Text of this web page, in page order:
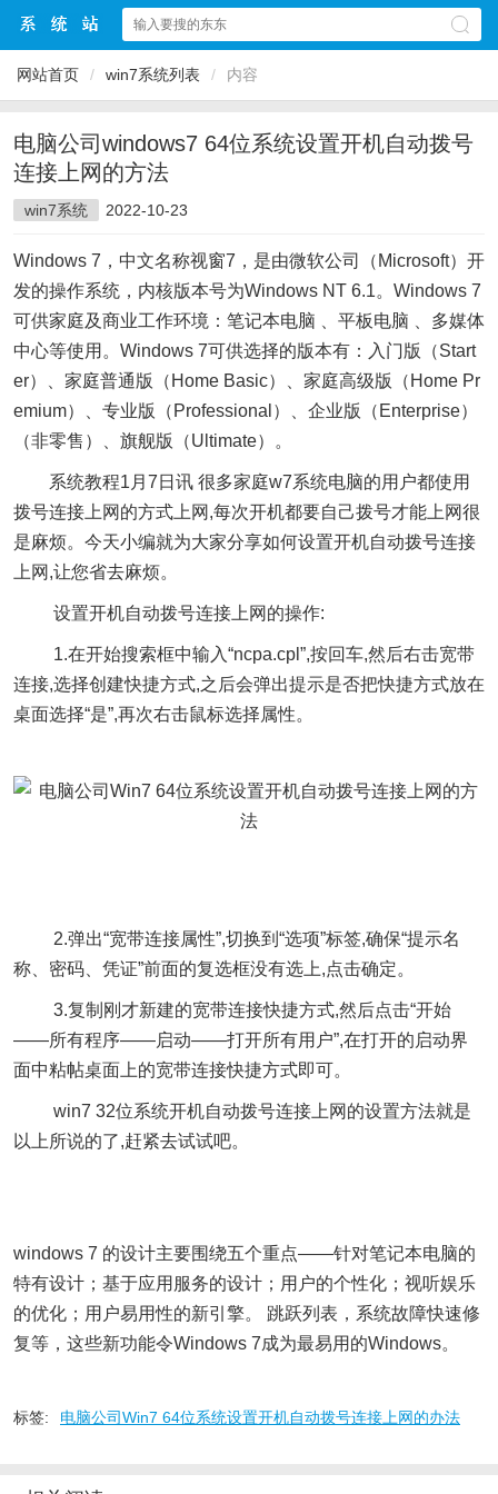
网站首页 / win7系统列表 / 内容
电脑公司windows7 64位系统设置开机自动拨号
连接上网的方法
win7系统 2022-10-23
Windows 7，中文名称视窗7，是由微软公司（Microsoft）开
发的操作系统，内核版本号为Windows NT 6.1。Windows 7
可供家庭及商业工作环境：笔记本电脑 、平板电脑 、多媒体
中心等使用。Windows 7可供选择的版本有：入门版（Start
er）、家庭普通版（Home Basic）、家庭高级版（Home Pr
emium）、专业版（Professional）、企业版（Enterprise）
（非零售）、旗舰版（Ultimate）。
系统教程1月7日讯 很多家庭w7系统电脑的用户都使用
拨号连接上网的方式上网,每次开机都要自己拨号才能上网很
是麻烦。今天小编就为大家分享如何设置开机自动拨号连接
上网,让您省去麻烦。
设置开机自动拨号连接上网的操作:
1.在开始搜索框中输入“ncpa.cpl”,按回车,然后右击宽带
连接,选择创建快捷方式,之后会弹出提示是否把快捷方式放在
桌面选择“是”,再次右击鼠标选择属性。
2.弹出“宽带连接属性”,切换到“选项”标签,确保“提示名
称、密码、凭证”前面的复选框没有选上,点击确定。
3.复制刚才新建的宽带连接快捷方式,然后点击“开始
——所有程序——启动——打开所有用户”,在打开的启动界
面中粘帖桌面上的宽带连接快捷方式即可。
win7 32位系统开机自动拨号连接上网的设置方法就是
以上所说的了,赶紧去试试吧。
windows 7 的设计主要围绕五个重点——针对笔记本电脑的
特有设计；基于应用服务的设计；用户的个性化；视听娱乐
的优化；用户易用性的新引擎。 跳跃列表，系统故障快速修
复等，这些新功能令Windows 7成为最易用的Windows。
标签: 电脑公司Win7 64位系统设置开机自动拨号连接上网的办法